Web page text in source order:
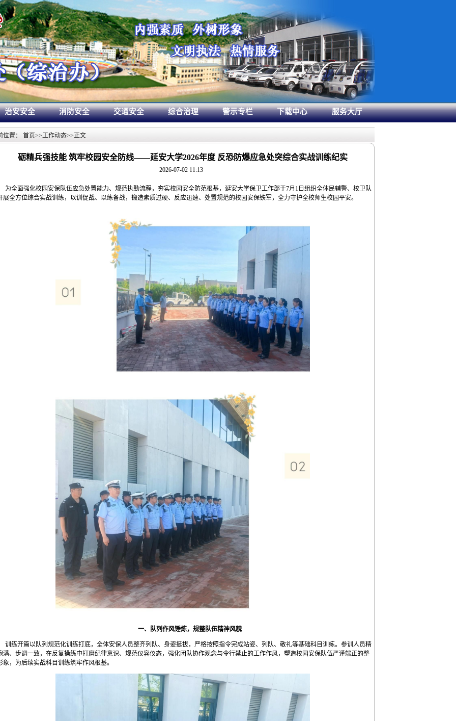
治安安全 消防安全 交通安全 综合治理 警示专栏 下载中心 服务大厅
位置： 首页>>工作动态>>正文
砺精兵强技能 筑牢校园安全防线——延安大学2026年度 反恐防爆应急处突综合实战训练纪实
2026-07-02 11:13
为全面强化校园安保队伍应急处置能力、规范执勤流程，夯实校园安全防范根基，延安大学保卫工作部于7月 1 日组织全体民辅警、校卫队
展全方位综合实战训练，以训促战、以练备战，锻造素质过硬、反应迅速、处置规范的校园安保铁军，全力守护全校师生校园平安。
一、队列作风锤炼，规整队伍精神风貌
训练开篇以队列规范化训练打底，全体安保人员整齐列队、身姿挺拔，严格按照指令完成站姿、列队、敬礼等基础科目训练。参训人员精
满、步调一致，在反复操练中打磨纪律意识、规范仪容仪态，强化团队协作观念与令行禁止的工作作风，塑造校园安保队伍严谨端正的整
象，为后续实战科目训练筑牢作风根基。